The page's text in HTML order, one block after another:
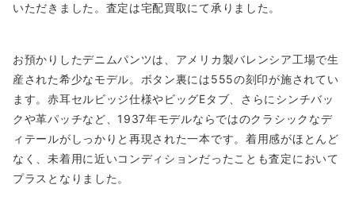
いただきました。査定は宅配買取にて承りました。
お預かりしたデニムパンツは、アメリカ製バレンシア工場で生
産された希少なモデル。ボタン裏には555の刻印が施されてい
ます。赤耳セルビッジ仕様やビッグEタブ、さらにシンチバッ
クや革パッチなど、1937年モデルならではのクラシックなデ
ィテールがしっかりと再現された一本です。着用感がほとんど
なく、未着用に近いコンディションだったことも査定において
プラスとなりました。